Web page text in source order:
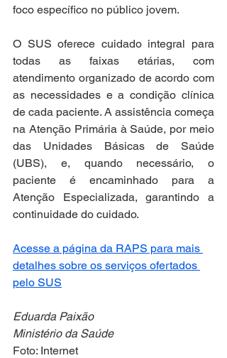
foco específico no público jovem.
O SUS oferece cuidado integral para
todas as faixas etárias, com
atendimento organizado de acordo com
as necessidades e a condição clínica
de cada paciente. A assistência começa
na Atenção Primária à Saúde, por meio
das Unidades Básicas de Saúde
(UBS), e, quando necessário, o
paciente é encaminhado para a
Atenção Especializada, garantindo a
continuidade do cuidado.
Acesse a página da RAPS para mais
detalhes sobre os serviços ofertados
pelo SUS
Eduarda Paixão
Ministério da Saúde
Foto: Internet